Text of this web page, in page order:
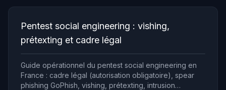
spécifiques.
Pentest social engineering : vishing,
prétexting et cadre légal
Guide opérationnel du pentest social engineering en
France : cadre légal (autorisation obligatoire), spear
phishing GoPhish, vishing, prétexting, intrusion